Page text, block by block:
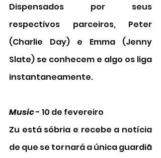
Dispensados por seus
respectivos parceiros, Peter
(Charlie Day) e Emma (Jenny
Slate) se conhecem e algo os liga
instantaneamente.
Music - 10 de fevereiro
Zu está sóbria e recebe a notícia
de que se tornará a única guardiã